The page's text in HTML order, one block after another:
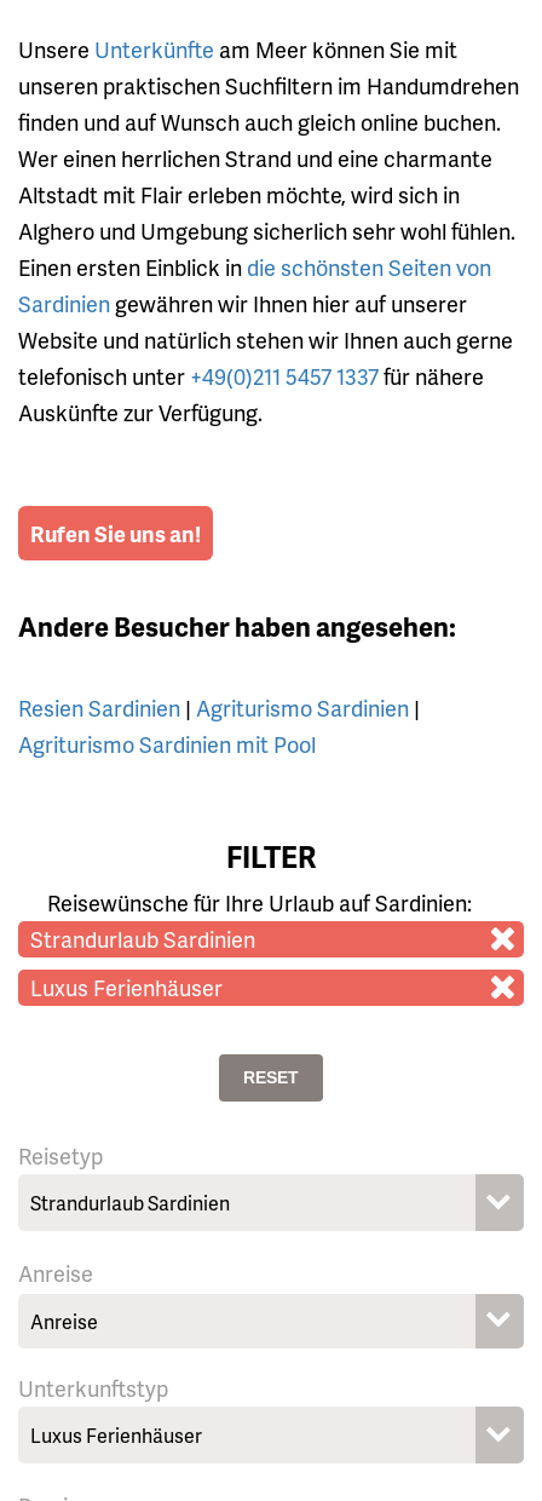
Unsere Unterkünfte am Meer können Sie mit
unseren praktischen Suchfiltern im Handumdrehen
finden und auf Wunsch auch gleich online buchen.
Wer einen herrlichen Strand und eine charmante
Altstadt mit Flair erleben möchte, wird sich in
Alghero und Umgebung sicherlich sehr wohl fühlen.
Einen ersten Einblick in die schönsten Seiten von
Sardinien gewähren wir Ihnen hier auf unserer
Website und natürlich stehen wir Ihnen auch gerne
telefonisch unter +49(0)211 5457 1337für nähere
Auskünfte zur Verfügung.
Rufen Sie uns an!
Andere Besucher haben angesehen:
Resien Sardinien | Agriturismo Sardinien |
Agriturismo Sardinien mit Pool
FILTER
Reisewünsche für Ihre Urlaub auf Sardinien:
Strandurlaub Sardinien
Luxus Ferienhäuser
RESET
Reisetyp
Anreise
Unterkunftstyp